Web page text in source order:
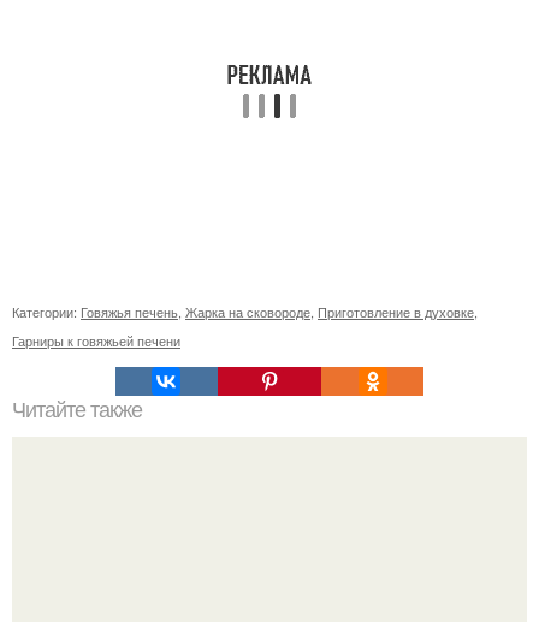
Категории: Говяжья печень, Жарка на сковороде, Приготовление в духовке,
Гарниры к говяжьей печени
Читайте также